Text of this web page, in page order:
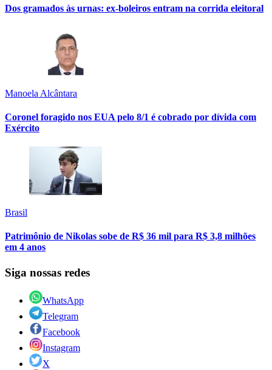
Dos gramados às urnas: ex-boleiros entram na corrida eleitoral
Manoela Alcântara
Coronel foragido nos EUA pelo 8/1 é cobrado por dívida com
Exército
Brasil
Patrimônio de Nikolas sobe de R$ 36 mil para R$ 3,8 milhões
em 4 anos
Siga nossas redes
WhatsApp
Telegram
Facebook
Instagram
X